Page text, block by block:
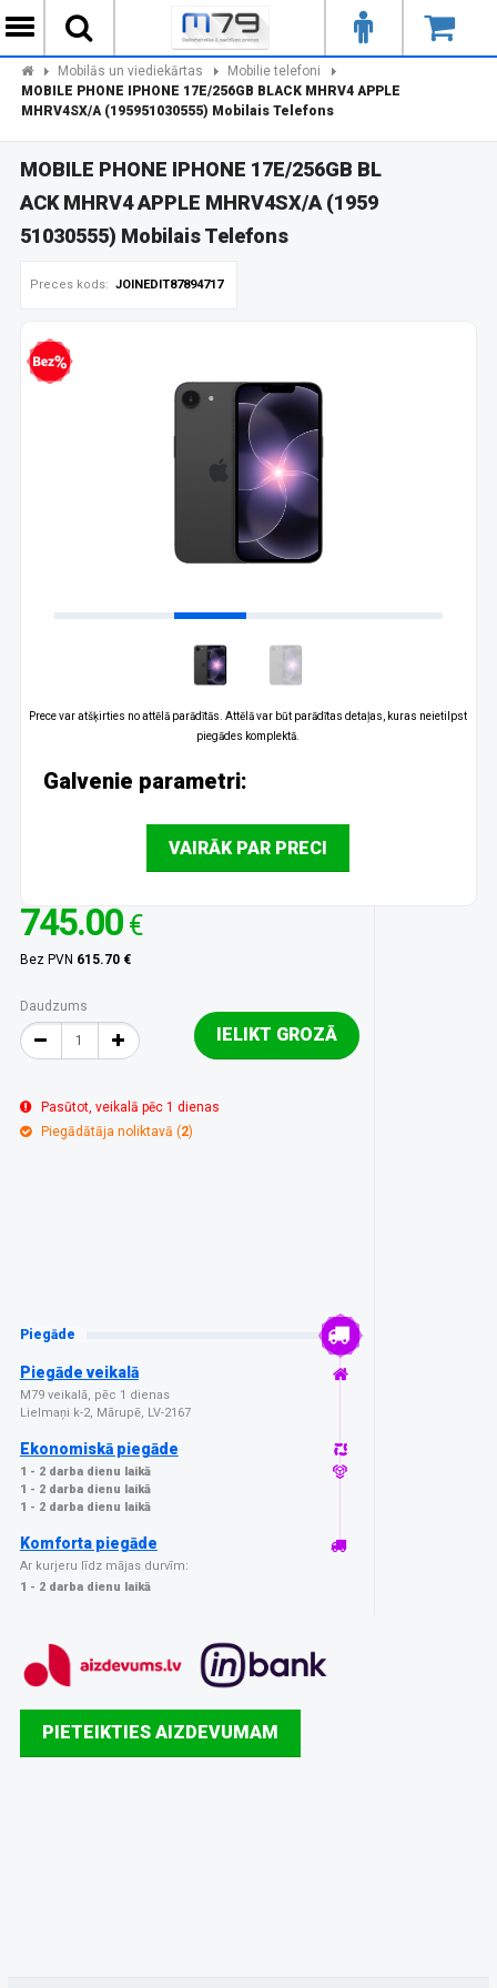
Mobilās un viediekārtas
Mobilie telefoni
MOBILE PHONE IPHONE 17E/256GB BLACK MHRV4 APPLE
MHRV4SX/A (195951030555) Mobilais Telefons
MOBILE PHONE IPHONE 17E/256GB BL
ACK MHRV4 APPLE MHRV4SX/A (1959
51030555) Mobilais Telefons
Preces kods: JOINEDIT87894717
kredīts
Prece var atšķirties no attēlā parādītās. Attēlā var būt parādītas detaļas, kuras neietilpst
piegādes komplektā.
Galvenie parametri:
VAIRĀK PAR PRECI
745.00 €
Bez PVN 615.70 €
Daudzums
IELIKT GROZĀ
Pasūtot, veikalā pēc 1 dienas
Piegādātāja noliktavā (2)
Piegāde
Piegāde veikalā
M79 veikalā, pēc 1 dienas
Lielmaņi k-2, Mārupē, LV-2167
Ekonomiskā piegāde
1 - 2 darba dienu laikā
1 - 2 darba dienu laikā
1 - 2 darba dienu laikā
Komforta piegāde
Ar kurjeru līdz mājas durvīm:
1 - 2 darba dienu laikā
PIETEIKTIES AIZDEVUMAM